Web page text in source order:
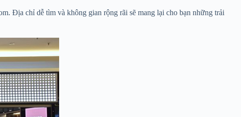
Địa chỉ dễ tìm và không gian rộng rãi sẽ mang lại cho bạn những trải